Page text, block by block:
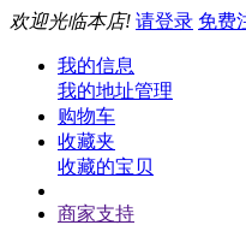
欢迎光临本店! 请登录 免费
我的信息
我的地址管理
购物车
收藏夹
收藏的宝贝
商家支持